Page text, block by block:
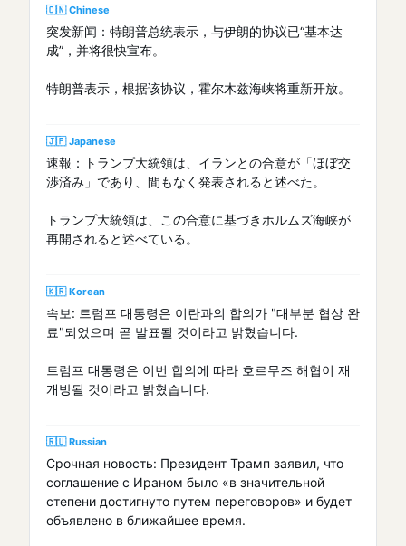
🇨🇳 Chinese
突发新闻：特朗普总统表示，与伊朗的协议已“基本达
成”，并将很快宣布。
特朗普表示，根据该协议，霍尔木兹海峡将重新开放。
🇯🇵 Japanese
速報：トランプ大統領は、イランとの合意が「ほぼ交
渉済み」であり、間もなく発表されると述べた。
トランプ大統領は、この合意に基づきホルムズ海峡が
再開されると述べている。
🇰🇷 Korean
속보: 트럼프 대통령은 이란과의 합의가 "대부분 협상 완
료"되었으며 곧 발표될 것이라고 밝혔습니다.
트럼프 대통령은 이번 합의에 따라 호르무즈 해협이 재
개방될 것이라고 밝혔습니다.
🇷🇺 Russian
Срочная новость: Президент Трамп заявил, что
соглашение с Ираном было «в значительной
степени достигнуто путем переговоров» и будет
объявлено в ближайшее время.